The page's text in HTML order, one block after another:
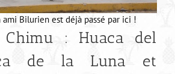
ami Bilurien est déjà passé par ici !
: Huaca del
de la Luna et